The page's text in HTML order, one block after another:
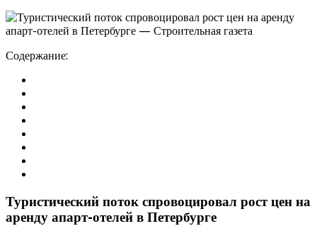
Содержание:
Туристический поток спровоцировал рост цен на
аренду апарт-отелей в Петербурге